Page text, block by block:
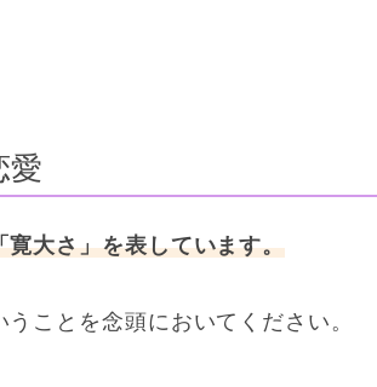
愛
大さ」を表しています。
ことを念頭においてください。